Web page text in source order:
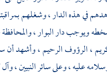
في هذه الدار ، وشغلهم
ويوجب دار البوار ،
، الرؤوف الرحيم ، وأشهد
عليه ، وعلى سائر النبيين ،